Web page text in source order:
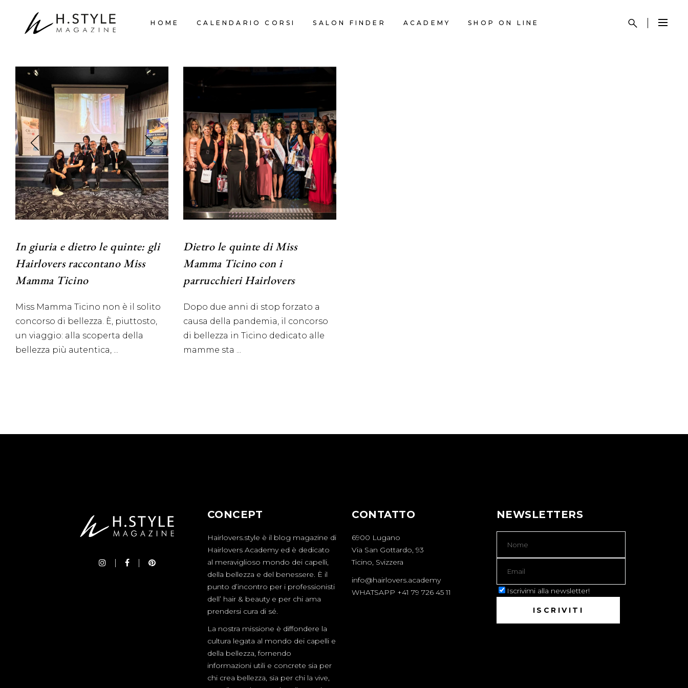
HOME CALENDARIO CORSI SALON FINDER ACADEMY SHOP ON LINE
In giuria e dietro le quinte: gli
Hairlovers raccontano Miss
Mamma Ticino
Miss Mamma Ticino non è il solito
concorso di bellezza. È, piuttosto,
un viaggio: alla scoperta della
bellezza più autentica,
Dietro le quinte di Miss
Mamma Ticino con i
parrucchieri Hairlovers
Dopo due anni di stop forzato a
causa della pandemia, il concorso
di bellezza in Ticino dedicato alle
mamme sta
CONCEPT
Hairlovers.style è il blog magazine di
Hairlovers Academy ed è dedicato
al meraviglioso mondo dei capelli,
della bellezza e del benessere. È il
punto d’incontro per i professionisti
dell’ hair & beauty e per chi ama
prendersi cura di sé.
La nostra missione è diffondere la
cultura legata al mondo dei capelli e
della bellezza, fornendo
informazioni utili e concrete sia per
chi crea bellezza, sia per chi la vive,
CONTATTO
6900 Lugano
Via San Gottardo, 93
Ticino, Svizzera
info@hairlovers.academy
WHATSAPP +41 79 726 45 11
NEWSLETTERS
Iscrivimi alla newsletter!